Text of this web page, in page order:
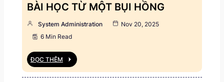
BÀI HỌC TỪ MỘT BỤI HỒNG
System Administration
Nov 20, 2025
6 Min Read
ĐỌC THÊM